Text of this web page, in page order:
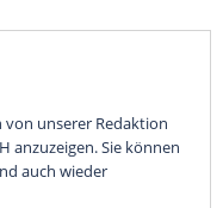
unserer Redaktion
anzuzeigen. Sie können
auch wieder